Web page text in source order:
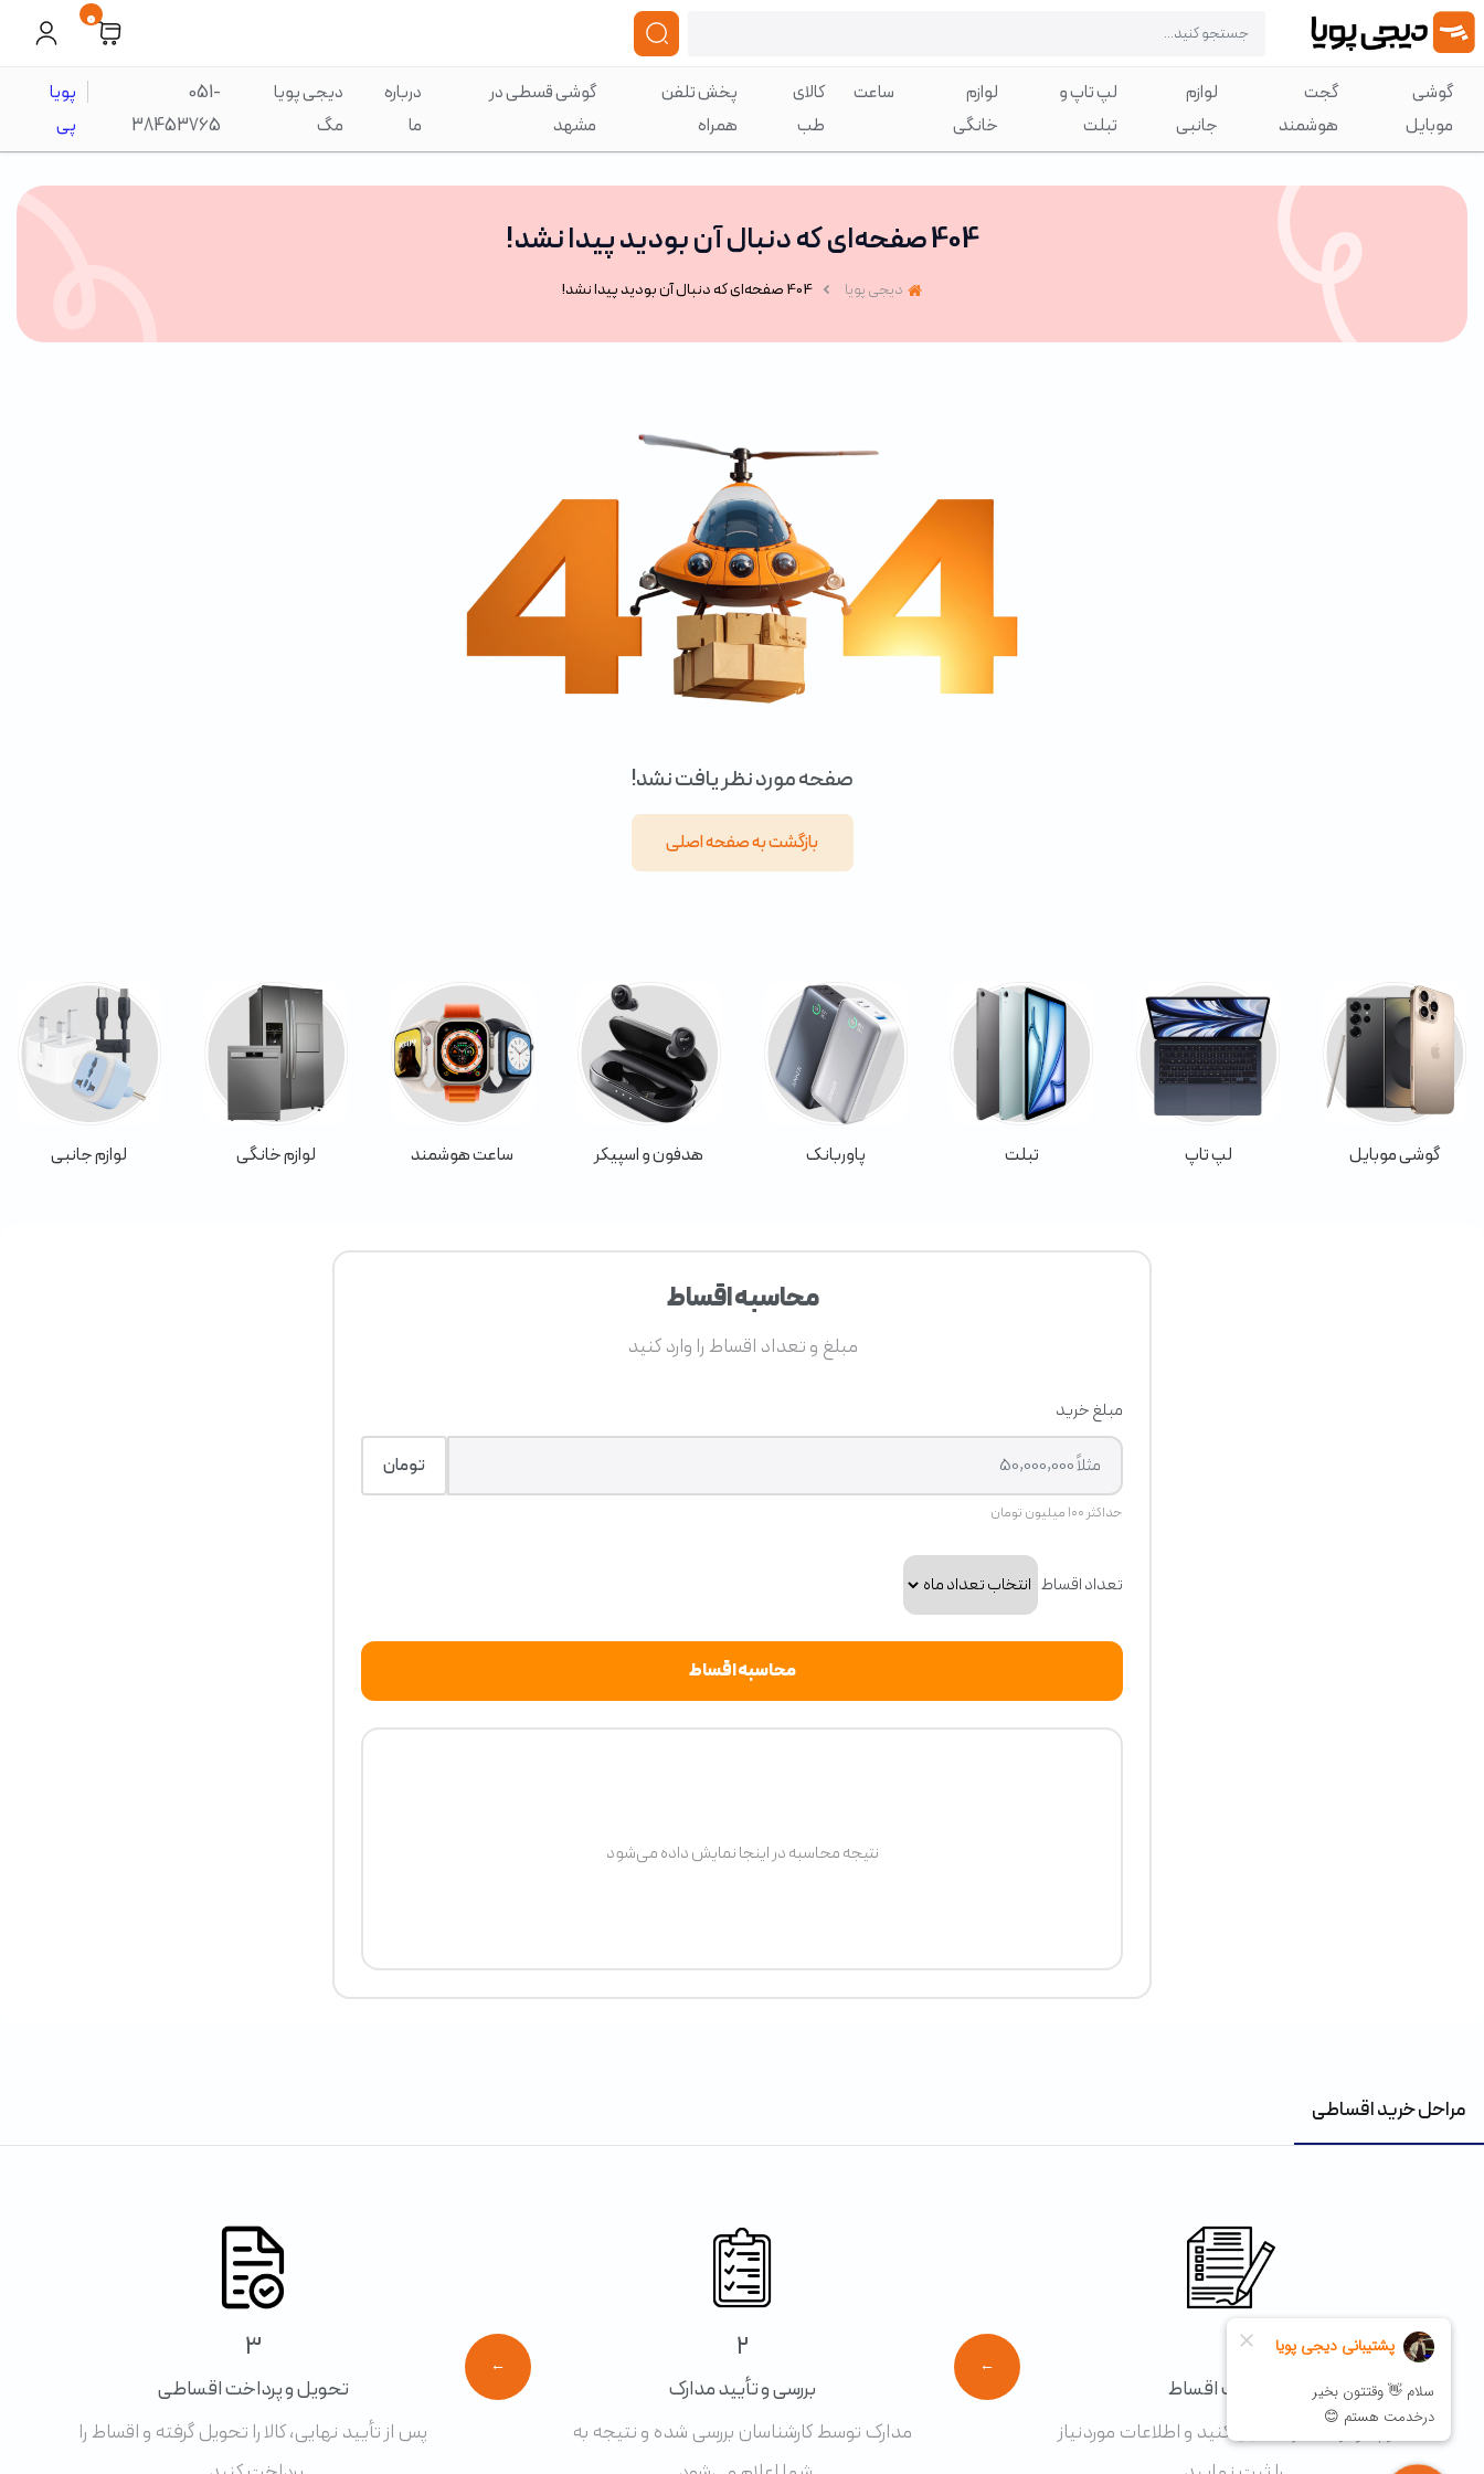
0
گوشی
موبایل
گجت
هوشمند
لوازم
جانبی
لپ تاپ و
تبلت
لوازم
خانگی
ساعت
کالای
طب
پخش تلفن
همراه
گوشی قسطی در
مشهد
درباره
ما
دیجی پویا
مگ
051-
38453765
پویا
پی
404 صفحه‌ای که دنبال آن بودید پیدا نشد!
دیجی پویا 404 صفحه‌ای که دنبال آن بودید پیدا نشد!
صفحه مورد نظر یافت نشد!
بازگشت به صفحه اصلی
گوشی موبایل لپ تاپ تبلت پاوربانک هدفون و اسپیکر ساعت هوشمند لوازم خانگی لوازم جانبی
محاسبه اقساط
مبلغ و تعداد اقساط را وارد کنید
مبلغ خرید
تومان
حداکثر ۱۰۰ میلیون تومان
تعداد اقساط
محاسبه اقساط
نتیجه محاسبه در اینجا نمایش داده می‌شود
مراحل خرید اقساطی
درخواست اقساط
فرم درخواست را تکمیل کنید و اطلاعات موردنیاز
←
2
بررسی و تأیید مدارک
مدارک توسط کارشناسان بررسی شده و نتیجه به
←
3
تحویل و پرداخت اقساطی
پس از تأیید نهایی، کالا را تحویل گرفته و اقساط را